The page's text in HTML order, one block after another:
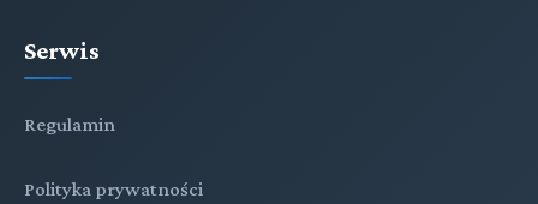
Serwis
Regulamin
Polityka prywatności